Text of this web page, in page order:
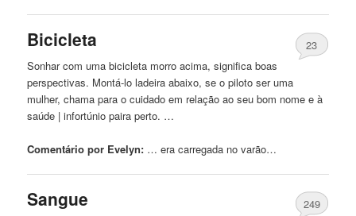
Bicicleta
23
Sonhar com uma bicicleta morro acima, significa boas
perspectivas. Montá-lo ladeira abaixo, se o piloto ser uma
mulher, chama para o cuidado em relação ao seu bom nome e à
saúde | infortúnio paira perto. …
Comentário por Evelyn: … era carregada no varão…
Sangue
249